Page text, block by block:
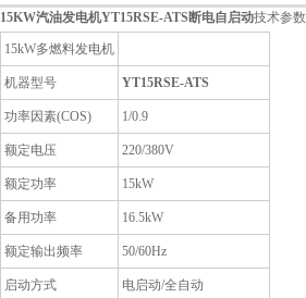
15KW汽油发电机YT15RSE-ATS断电自启动技术参数
15kW多燃料发电机
机器型号 YT15RSE-ATS
功率因素(COS) 1/0.9
额定电压 220/380V
额定功率 15kW
备用功率 16.5kW
额定输出频率 50/60Hz
启动方式 电启动/全自动